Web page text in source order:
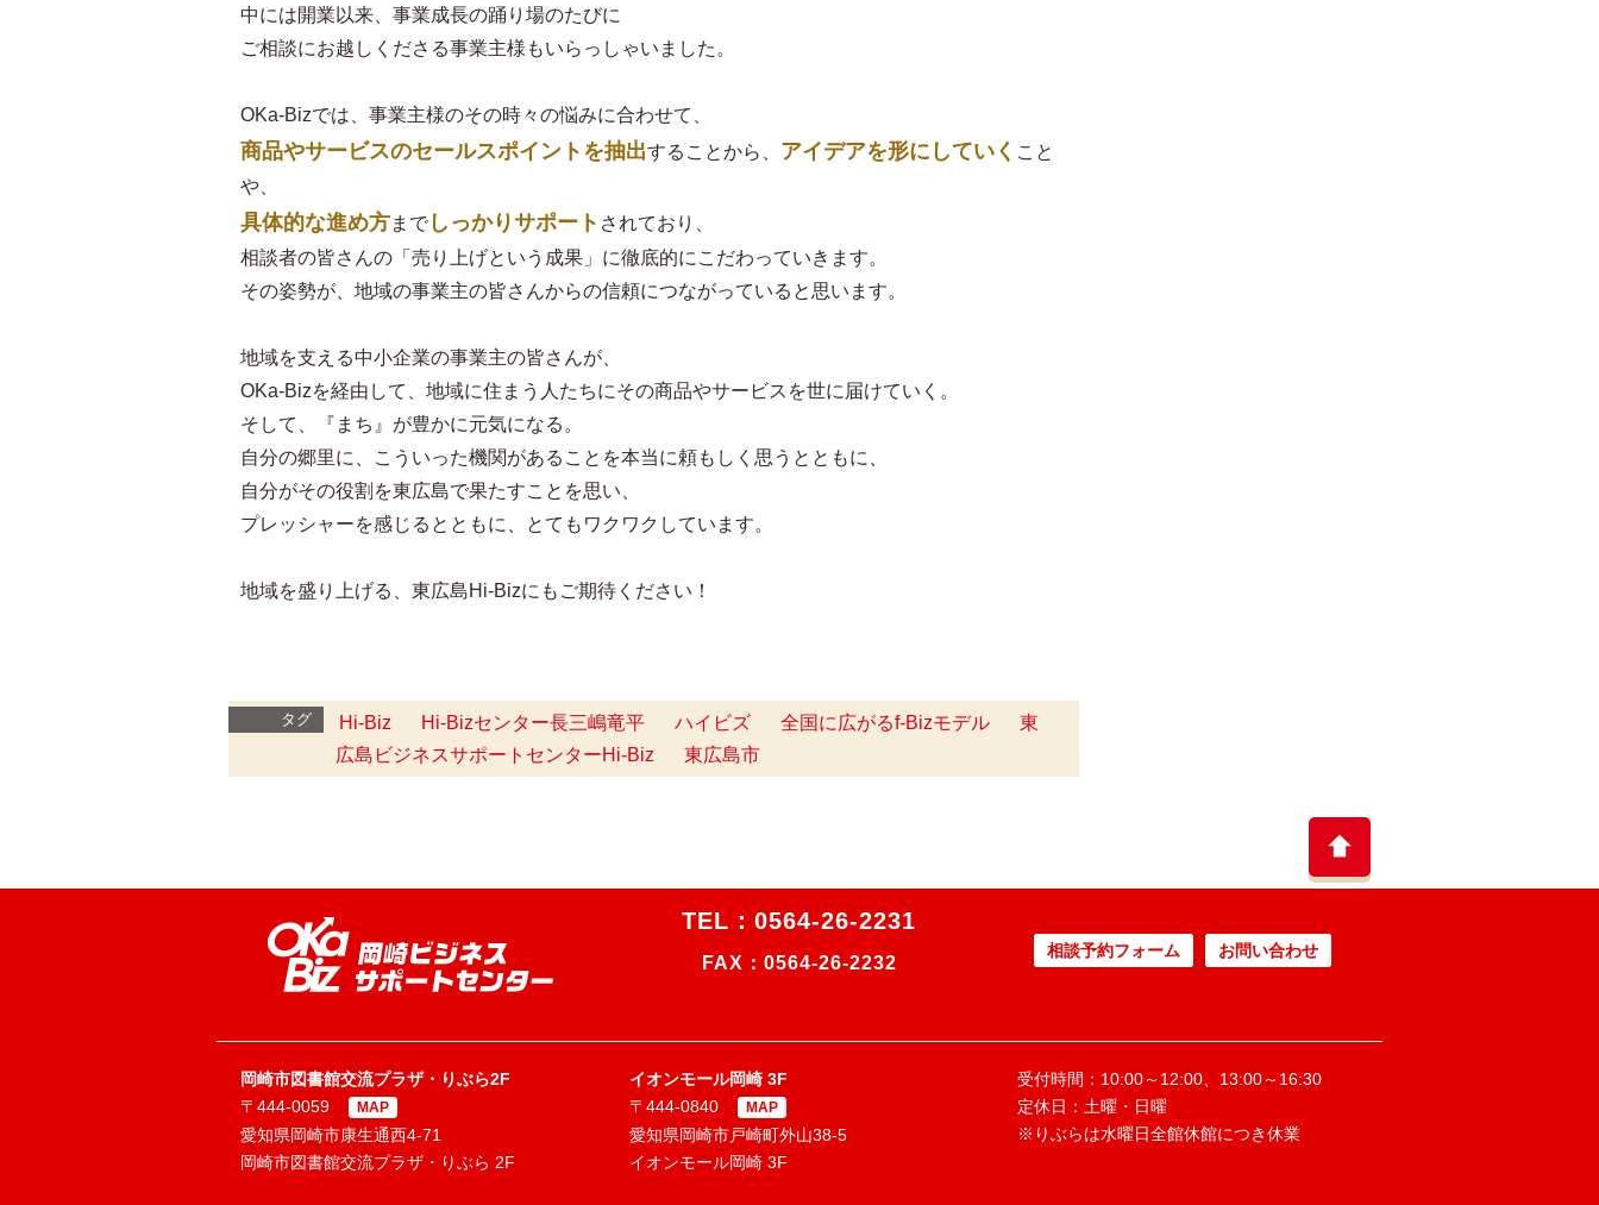
中には開業以来、事業成長の踊り場のたびに
ご相談にお越しくださる事業主様もいらっしゃいました。
OKa-Bizでは、事業主様のその時々の悩みに合わせて、
商品やサービスのセールスポイントを抽出することから、 アイデアを形にしていく こと
や、
具体的な進め方まで しっかりサポート されており、
相談者の皆さんの「売り上げという成果」に徹底的にこだわっていきます。
その姿勢が、地域の事業主の皆さんからの信頼につながっていると思います。
地域を支える中小企業の事業主の皆さんが、
OKa-Bizを経由して、地域に住まう人たちにその商品やサービスを世に届けていく。
そして、『まち』が豊かに元気になる。
自分の郷里に、こういった機関があることを本当に頼もしく思うとともに、
自分がその役割を東広島で果たすことを思い、
プレッシャーを感じるとともに、とてもワクワクしています。
地域を盛り上げる、東広島Hi-Bizにもご期待ください！
タグ Hi-Biz Hi-Bizセンター長三嶋竜平 ハイビズ 全国に広がるf-Bizモデル
東
広島ビジネスサポートセンターHi-Biz
東広島市
TEL：0564-26-2231
FAX：0564-26-2232
相談予約フォーム お問い合わせ
岡崎市図書館交流プラザ・りぶら2F
〒444-0059
MAP
愛知県岡崎市康生通西4-71
岡崎市図書館交流プラザ・りぶら 2F
イオンモール岡崎 3F
〒444-0840
MAP
愛知県岡崎市戸崎町外山38-5
イオンモール岡崎 3F
受付時間：10:00～12:00、13:00～16:30
定休日：土曜・日曜
※りぶらは水曜日全館休館につき休業